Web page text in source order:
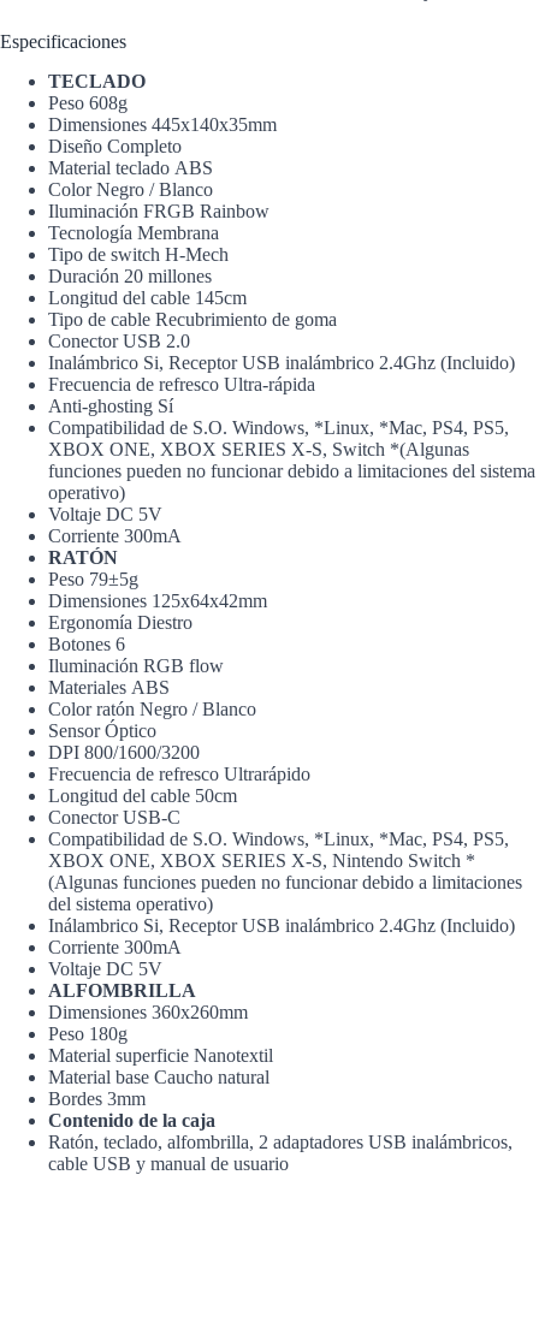
Especificaciones
TECLADO
Peso 608g
Dimensiones 445x140x35mm
Diseño Completo
Material teclado ABS
ColorNegro / Blanco
Iluminación FRGB Rainbow
Tecnología Membrana
Tipo de switch H-Mech
Duración 20 millones
Longitud del cable 145cm
Tipo de cable Recubrimiento de goma
ConectorUSB 2.0
Inalámbrico Si, Receptor USB inalámbrico 2.4Ghz (Incluido)
Frecuencia de refresco Ultra-rápida
Anti-ghosting Sí
Compatibilidad de S.O. Windows, *Linux, *Mac, PS4, PS5,
XBOX ONE, XBOX SERIES X-S, Switch *(Algunas
funciones pueden no funcionar debido a limitaciones del sistema
operativo)
Voltaje DC 5V
Corriente 300mA
RATÓN
Peso 79±5g
Dimensiones 125x64x42mm
Ergonomía Diestro
Botones 6
Iluminación RGB flow
Materiales ABS
Color ratón Negro / Blanco
SensorÓptico
DPI 800/1600/3200
Frecuencia de refresco Ultrarápido
Longitud del cable 50cm
ConectorUSB-C
Compatibilidad de S.O. Windows, *Linux, *Mac, PS4, PS5,
XBOX ONE, XBOX SERIES X-S, Nintendo Switch *
(Algunas funciones pueden no funcionar debido a limitaciones
del sistema operativo)
Inálambrico Si, Receptor USB inalámbrico 2.4Ghz (Incluido)
Corriente 300mA
Voltaje DC 5V
ALFOMBRILLA
Dimensiones 360x260mm
Peso 180g
Material superficie Nanotextil
Material base Caucho natural
Bordes 3mm
Contenido de la caja
Ratón, teclado, alfombrilla, 2 adaptadores USB inalámbricos,
cable USB y manual de usuario